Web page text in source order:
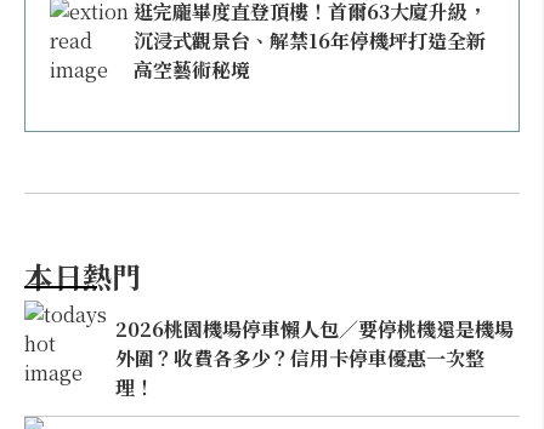
逛完龐畢度直登頂樓！首爾63大廈升級，
沉浸式觀景台、解禁16年停機坪打造全新
高空藝術秘境
本日熱門
2026桃園機場停車懶人包／要停桃機還是機場
外圍？收費各多少？信用卡停車優惠一次整
理！